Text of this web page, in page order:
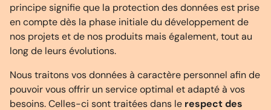
principe signifie que la protection des données est prise
en compte dès la phase initiale du développement de
nos projets et de nos produits mais également, tout au
long de leurs évolutions.
Nous traitons vos données à caractère personnel afin de
pouvoir vous offrir un service optimal et adapté à vos
besoins. Celles-ci sont traitées dans le respect des